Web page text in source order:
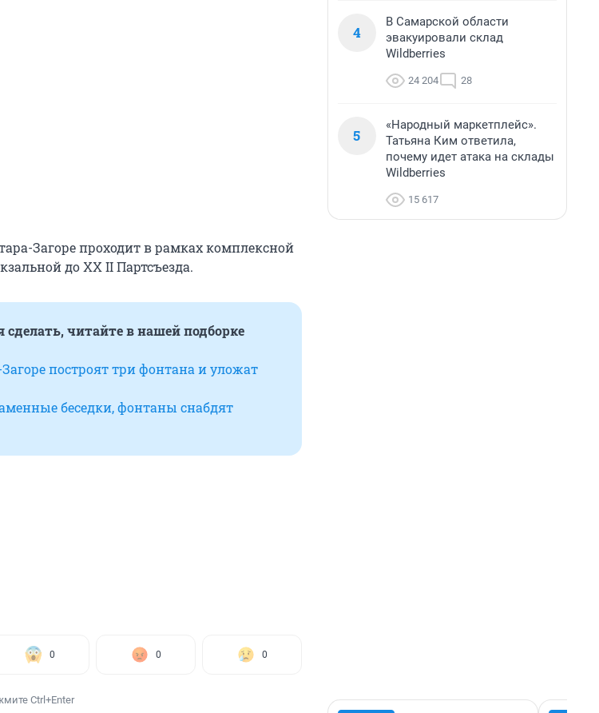
Загоре проходит в рамках комплексной
до XX II Партсъезда.
читайте в нашей подборке
построят три фонтана и уложат
беседки, фонтаны снабдят
0 0 0
Ctrl+Enter
4
В Самарской области
эвакуировали склад
Wildberries
24 204 28
5
«Народный маркетплейс».
Татьяна Ким ответила,
почему идет атака на склады
Wildberries
15 617